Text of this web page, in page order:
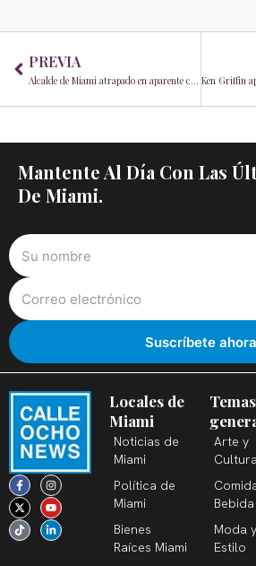
PREVIA
Alcalde de Miami atrapado en aparente conflicto de intereses
Mantente Al Día Con Las
De Miami.
F
a
c
e
b
o
o
I
n
s
t
a
g
r
X
-
t
w
i
t
t
Y
o
u
t
u
b
e
T
i
k
t
o
k
L
i
n
k
e
d
i
Locales de
Miami
Noticias de
Miami
Política de
Miami
Bienes
Raíces Miami
Temas
Arte y
Cultura
Bebida
Moda y
Estilo